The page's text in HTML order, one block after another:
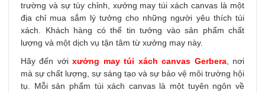
trường và sự tùy chỉnh, xưởng may túi xách canvas là một
địa chỉ mua sắm lý tưởng cho những người yêu thích túi
xách. Khách hàng có thể tin tưởng vào sản phẩm chất
lượng và một dịch vụ tận tâm từ xưởng may này.
Hãy đến vớixưởng may túi xách canvas Gerbera, nơi
mà sự chất lượng, sự sáng tạo và sự bảo vệ môi trường hội
tụ. Mỗi sản phẩm túi xách canvas là một tuyên ngôn về